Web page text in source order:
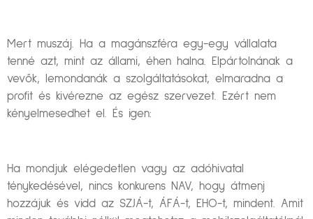
Mert muszáj. Ha a magánszféra egy-egy vállalata
tenné azt, mint az állami, éhen halna. Elpártolnának a
vevők, lemondanák a szolgáltatásokat, elmaradna a
profit és kivérezne az egész szervezet. Ezért nem
kényelmesedhet el. És igen:
Ha mondjuk elégedetlen vagy az adóhivatal
ténykedésével, nincs konkurens NAV, hogy átmenj
hozzájuk és vidd az SZJÁ-t, ÁFÁ-t, EHO-t, mindent. Amit